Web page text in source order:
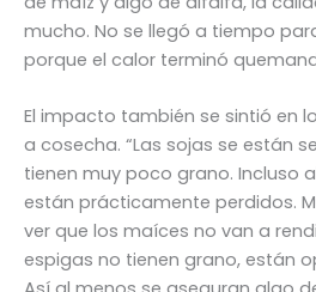
mucho. No se llegó a tiempo
porque el calor terminó
El impacto también se sintió en
a cosecha. “Las sojas se están
tienen muy poco grano. Incluso
están prácticamente perdidos.
ver que los maíces no van a
espigas no tienen grano, están